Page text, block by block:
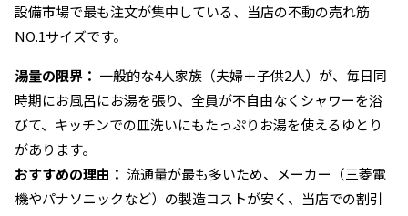
設備市場で最も注文が集中している、当店の不動の売れ筋
NO.1サイズです。
湯量の限界： 一般的な4人家族（夫婦＋子供2人）が、毎日同
時期にお風呂にお湯を張り、全員が不自由なくシャワーを浴
びて、キッチンでの皿洗いにもたっぷりお湯を使えるゆとり
があります。
おすすめの理由： 流通量が最も多いため、メーカー（三菱電
機やパナソニックなど）の製造コストが安く、当店での割引